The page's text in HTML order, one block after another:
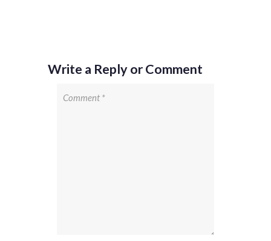
Write a Reply or Comment